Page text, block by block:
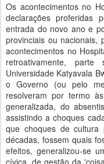
Os acontecimentos no
declarações proferidas
entrada do novo ano e
provinciais ou nacionais,
acontecimentos no
retroativamente,
Universidade Katyavala
o Governo (ou pelo
resolveram por termo
generalizada, do
assistindo a choques
que choques de
décadas, fossem quais
efeitos, generalizou-se
cívica, de gestão da